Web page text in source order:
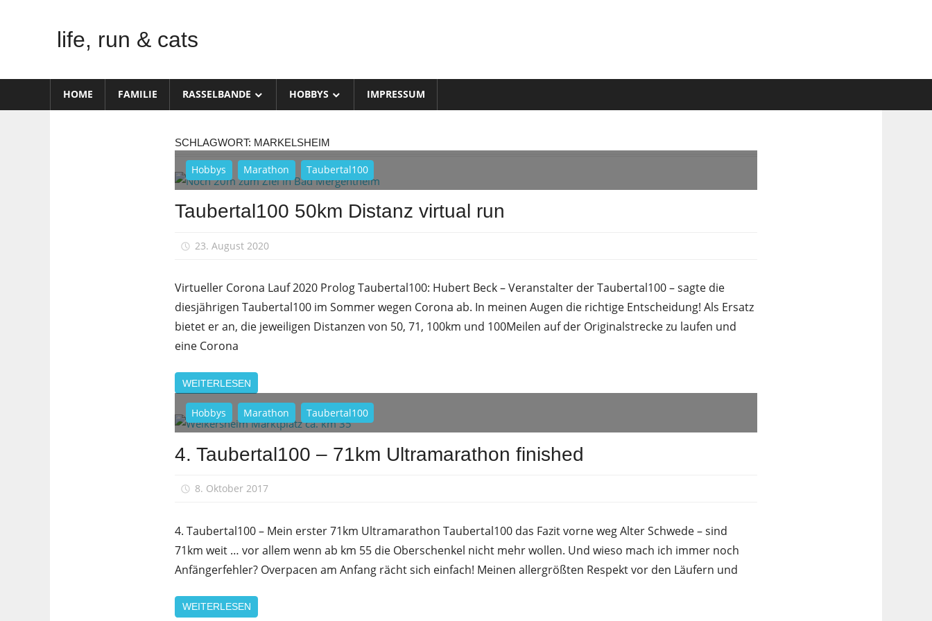
life, run & cats
HOME FAMILIE RASSELBANDE HOBBYS IMPRESSUM
SCHLAGWORT: MARKELSHEIM
Hobbys Marathon Taubertal100
Taubertal100 50km Distanz virtual run
23. August 2020
Virtueller Corona Lauf 2020 Prolog Taubertal100: Hubert Beck – Veranstalter der Taubertal100 – sagte die
diesjährigen Taubertal100 im Sommer wegen Corona ab. In meinen Augen die richtige Entscheidung! Als Ersatz
bietet er an, die jeweiligen Distanzen von 50, 71, 100km und 100Meilen auf der Originalstrecke zu laufen und
eine Corona
WEITERLESEN
Hobbys Marathon Taubertal100
4. Taubertal100 – 71km Ultramarathon finished
8. Oktober 2017
4. Taubertal100 – Mein erster 71km Ultramarathon Taubertal100 das Fazit vorne weg Alter Schwede – sind
71km weit … vor allem wenn ab km 55 die Oberschenkel nicht mehr wollen. Und wieso mach ich immer noch
Anfängerfehler? Overpacen am Anfang rächt sich einfach! Meinen allergrößten Respekt vor den Läufern und
WEITERLESEN